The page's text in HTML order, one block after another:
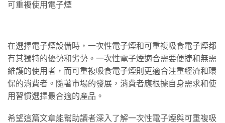
可重複使用電子煙
在選擇電子煙設備時，一次性電子煙和可重複吸食電子煙都
有其獨特的優勢和劣勢。一次性電子煙適合需要便捷和無需
維護的使用者，而可重複吸食電子煙則更適合注重經濟和環
保的消費者。隨著市場的發展，消費者應根據自身需求和使
用習慣選擇最合適的產品。
希望這篇文章能幫助讀者深入了解一次性電子煙與可重複吸